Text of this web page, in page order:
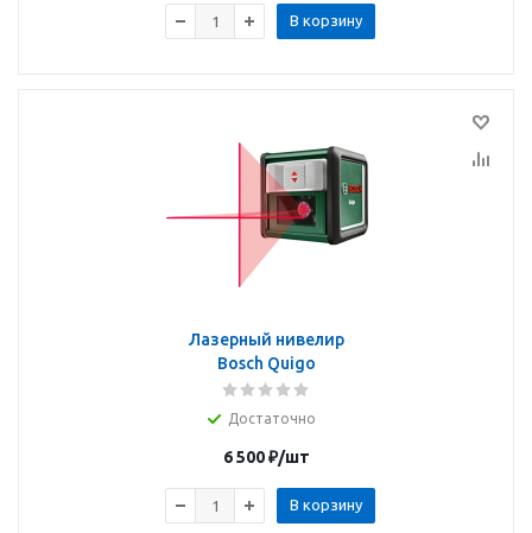
В корзину
Лазерный нивелир
Bosch Quigo
Достаточно
6 500₽/шт
В корзину